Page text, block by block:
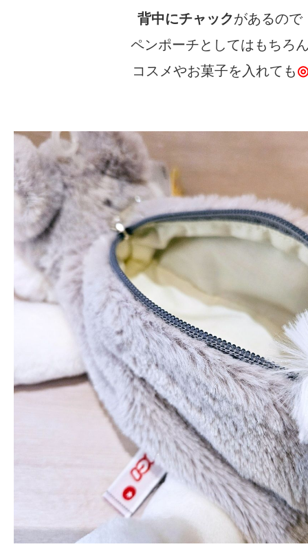
背中にチャックがあるので
ペンポーチとしてはもちろ
コスメやお菓子を入れても◎